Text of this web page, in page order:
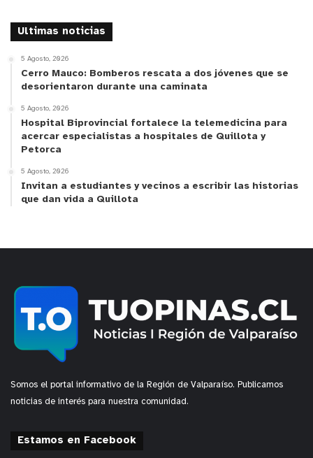
Ultimas noticias
5 Agosto, 2026
Cerro Mauco: Bomberos rescata a dos jóvenes que se
desorientaron durante una caminata
5 Agosto, 2026
Hospital Biprovincial fortalece la telemedicina para
acercar especialistas a hospitales de Quillota y
Petorca
5 Agosto, 2026
Invitan a estudiantes y vecinos a escribir las historias
que dan vida a Quillota
Somos el portal informativo de la Región de Valparaíso. Publicamos
noticias de interés para nuestra comunidad.
Estamos en Facebook